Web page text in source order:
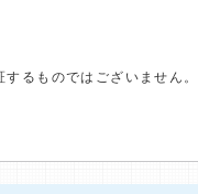
るものではございません。